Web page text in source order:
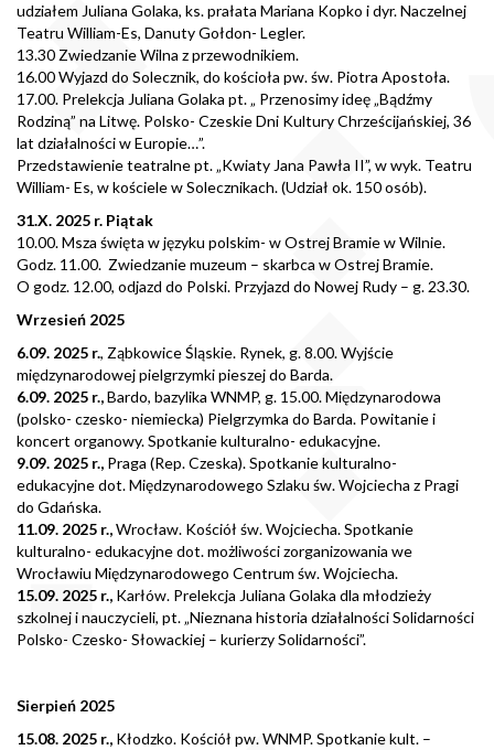
udziałem Juliana Golaka, ks. prałata Mariana Kopko i dyr. Naczelnej
Teatru William-Es, Danuty Gołdon- Legler.
13.30 Zwiedzanie Wilna z przewodnikiem.
16.00 Wyjazd do Solecznik, do kościoła pw. św. Piotra Apostoła.
17.00. Prelekcja Juliana Golaka pt. „ Przenosimy ideę „Bądźmy
Rodziną” na Litwę. Polsko- Czeskie Dni Kultury Chrześcijańskiej, 36
lat działalności w Europie…”.
Przedstawienie teatralne pt. „Kwiaty Jana Pawła II”, w wyk. Teatru
William- Es, w kościele w Solecznikach. (Udział ok. 150 osób).
31.X. 2025 r. Piątak
10.00. Msza święta w języku polskim- w Ostrej Bramie w Wilnie.
Godz. 11.00. Zwiedzanie muzeum – skarbca w Ostrej Bramie.
O godz. 12.00, odjazd do Polski. Przyjazd do Nowej Rudy – g. 23.30.
Wrzesień 2025
6.09. 2025 r., Ząbkowice Śląskie. Rynek, g. 8.00. Wyjście
międzynarodowej pielgrzymki pieszej do Barda.
6.09. 2025 r.,Bardo, bazylika WNMP, g. 15.00. Międzynarodowa
(polsko- czesko- niemiecka) Pielgrzymka do Barda. Powitanie i
koncert organowy. Spotkanie kulturalno- edukacyjne.
9.09. 2025 r., Praga (Rep. Czeska). Spotkanie kulturalno-
edukacyjne dot. Międzynarodowego Szlaku św. Wojciecha z Pragi
do Gdańska.
11.09. 2025 r.,Wrocław. Kościół św. Wojciecha. Spotkanie
kulturalno- edukacyjne dot. możliwości zorganizowania we
Wrocławiu Międzynarodowego Centrum św. Wojciecha.
15.09. 2025 r., Karłów. Prelekcja Juliana Golaka dla młodzieży
szkolnej i nauczycieli, pt. „Nieznana historia działalności Solidarności
Polsko- Czesko- Słowackiej – kurierzy Solidarności”.
Sierpień 2025
15.08. 2025 r., Kłodzko. Kościół pw. WNMP. Spotkanie kult. –